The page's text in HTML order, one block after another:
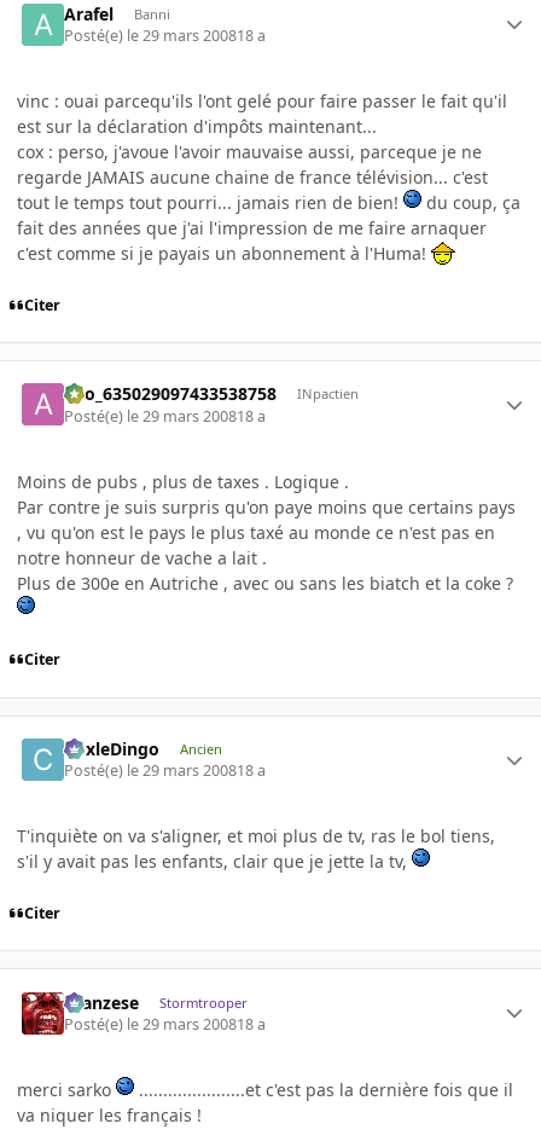
Arafel Banni
Posté(e) le 29 mars 200818 a
vinc : ouai parcequ'ils l'ont gelé pour faire passer le fait qu'il
est sur la déclaration d'impôts maintenant...
cox : perso, j'avoue l'avoir mauvaise aussi, parceque je ne
regarde JAMAIS aucune chaine de france télévision... c'est
tout le temps tout pourri... jamais rien de bien!
du coup, ça
fait des années que j'ai l'impression de me faire arnaquer
c'est comme si je payais un abonnement à l'Huma!
Citer
ano_635029097433538758 INpactien
Posté(e) le 29 mars 200818 a
Moins de pubs , plus de taxes . Logique .
Par contre je suis surpris qu'on paye moins que certains pays
, vu qu'on est le pays le plus taxé au monde ce n'est pas en
notre honneur de vache a lait .
Plus de 300e en Autriche , avec ou sans les biatch et la coke ?
Citer
CoxleDingo Ancien
Posté(e) le 29 mars 200818 a
T'inquiète on va s'aligner, et moi plus de tv, ras le bol tiens,
s'il y avait pas les enfants, clair que je jette la tv,
Citer
ilcanzese Stormtrooper
Posté(e) le 29 mars 200818 a
merci sarko
......................et c'est pas la dernière fois que il
va niquer les français !